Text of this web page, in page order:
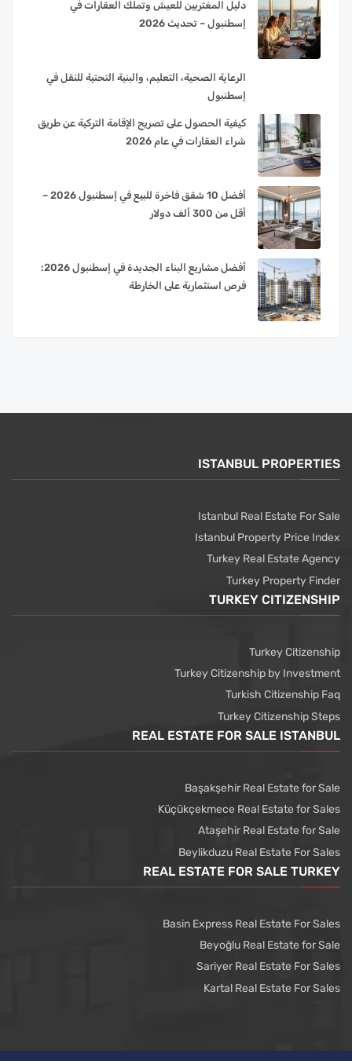
دليل المغتربين للعيش وتملك العقارات في
إسطنبول – تحديث 2026
الرعاية الصحية، التعليم، والبنية التحتية للنقل في
إسطنبول
كيفية الحصول على تصريح الإقامة التركية عن طريق
شراء العقارات في عام 2026
أفضل 10 شقق فاخرة للبيع في إسطنبول 2026 –
أقل من 300 ألف دولار
أفضل مشاريع البناء الجديدة في إسطنبول 2026:
فرص استثمارية على الخارطة
ISTANBUL PROPERTIES
Istanbul Real Estate For Sale
Istanbul Property Price Index
Turkey Real Estate Agency
Turkey Property Finder
TURKEY CITIZENSHIP
Turkey Citizenship
Turkey Citizenship by Investment
Turkish Citizenship Faq
Turkey Citizenship Steps
REAL ESTATE FOR SALE ISTANBUL
Başakşehir Real Estate for Sale
Küçükçekmece Real Estate for Sales
Ataşehir Real Estate for Sale
Beylikduzu Real Estate For Sales
REAL ESTATE FOR SALE TURKEY
Basin Express Real Estate For Sales
Beyoğlu Real Estate for Sale
Sariyer Real Estate For Sales
Kartal Real Estate For Sales